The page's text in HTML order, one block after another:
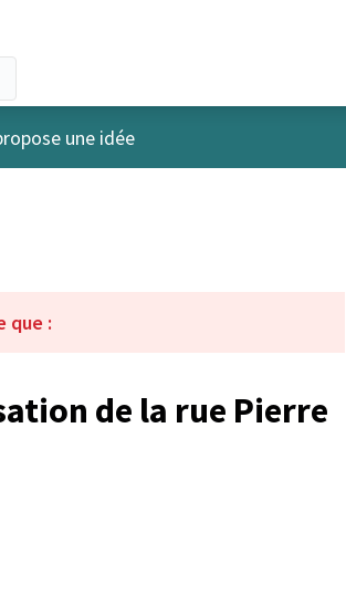
une idée
que :
de la rue Pierre